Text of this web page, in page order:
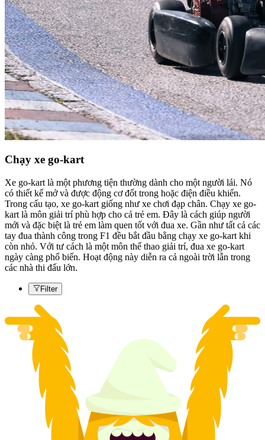
Chạy xe go-kart
Xe go-kart là một phương tiện thường dành cho một người lái. Nó
có thiết kế mở và được động cơ đốt trong hoặc điện điều khiển.
Trong cấu tạo, xe go-kart giống như xe chơi đạp chân. Chạy xe go-
kart là môn giải trí phù hợp cho cả trẻ em. Đây là cách giúp người
mới và đặc biệt là trẻ em làm quen tốt với đua xe. Gần như tất cả các
tay đua thành công trong F1 đều bắt đầu bằng chạy xe go-kart khi
còn nhỏ. Với tư cách là một môn thể thao giải trí, đua xe go-kart
ngày càng phổ biến. Hoạt động này diễn ra cả ngoài trời lẫn trong
các nhà thi đấu lớn.
Filter